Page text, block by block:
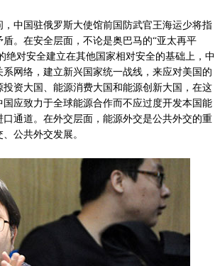
中国驻俄罗斯大使馆前国防武官王海运少将指
。在安全层面，不论是奥巴马的“亚太再平
绝对安全建立在其他国家相对安全的基础上，中
网络，建立新兴国家统一战线，来应对美国的
资大国、能源消费大国和能源创新大国，在这
应致力于全球能源合作而不应过度开发本国能
通道。在外交层面，能源外交是公共外交的重
公共外交发展。